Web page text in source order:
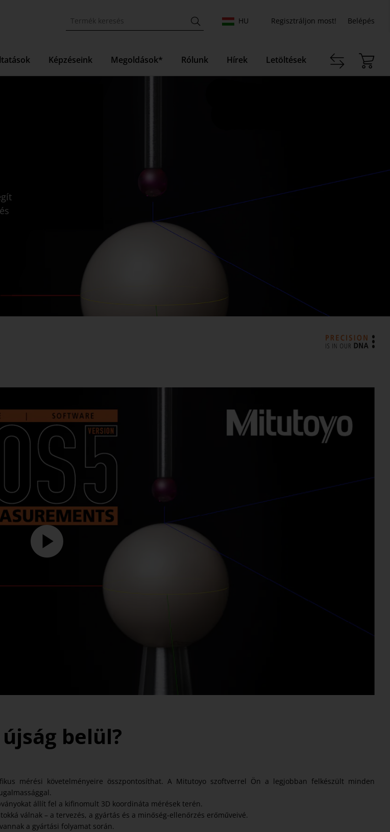
HU Regisztráljon most! Belépés
Képzéseink Megoldások* Rólunk Hírek Letöltések
belül?
mérési követelményeire összpontosíthat. A Mitutoyo szoftverrel Ön a legjobban felkészült minden
állít fel a kifinomult 3D koordináta mérések terén.
válnak – a tervezés, a gyártás és a minőség-ellenőrzés erőműveivé.
a gyártási folyamat során.